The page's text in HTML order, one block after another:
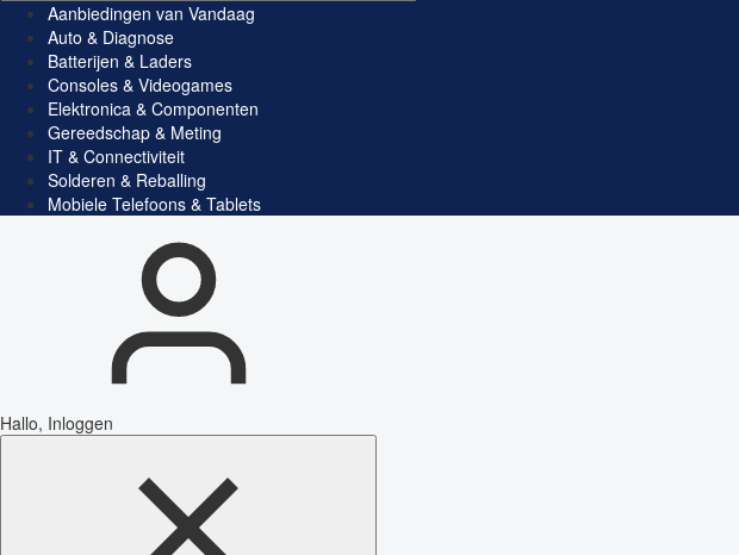
Aanbiedingen van Vandaag
Auto & Diagnose
Batterijen & Laders
Consoles & Videogames
Elektronica & Componenten
Gereedschap & Meting
IT & Connectiviteit
Solderen & Reballing
Mobiele Telefoons & Tablets
Hallo, Inloggen